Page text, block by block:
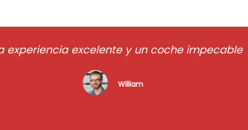
experiencia excelente y un coche impecable
William